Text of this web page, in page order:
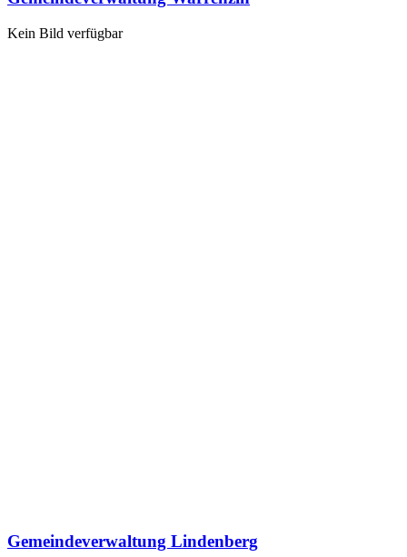
Kein Bild verfügbar
Gemeindeverwaltung Lindenberg